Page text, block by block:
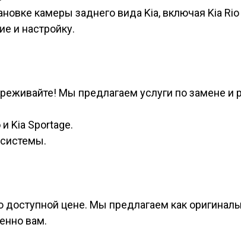
камеры заднего вида Kia, включая Kia
и настройку.
Мы предлагаем услуги по замене и
Kia Sportage.
доступной цене. Мы предлагаем как
вам.